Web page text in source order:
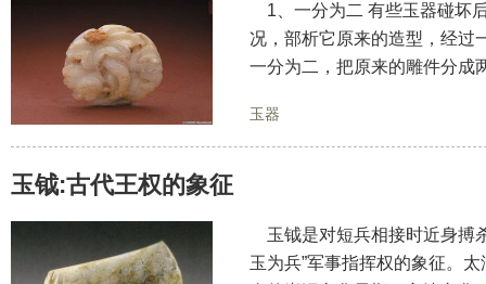
1、一分为二 有些玉器碰坏
况，部析它原来的造型，经过
一分为二，把原来的雕件分
玉器
玉钺:古代王权的象征
玉钺是对短兵相接时近身搏
玉为兵”军事指挥权的象征。